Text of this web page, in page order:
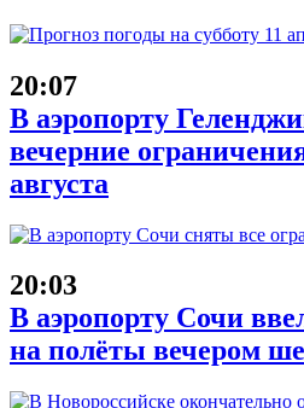
20:07
В аэропорту
вечерние
августа
20:03
В аэропорту Сочи
на полёты вечером